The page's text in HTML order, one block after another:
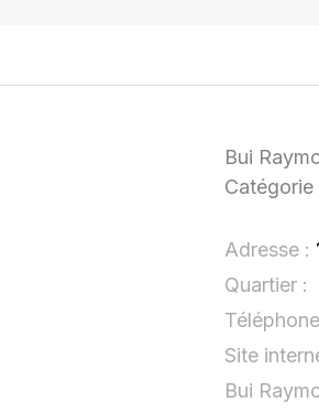
Bui
Catégorie
Adresse :
Quartier :
Site
Bui